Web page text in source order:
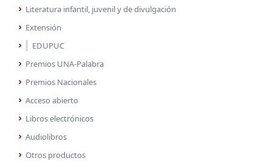
Literatura infantil, juvenil y de divulgación
Extensión
EDUPUC
Premios UNA-Palabra
Premios Nacionales
Acceso abierto
Libros electrónicos
Audiolibros
Otros productos